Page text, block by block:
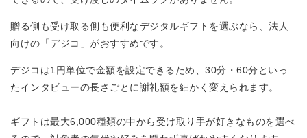
贈る側も受け取る側も便利なデジタルギフトを選ぶなら、法人
向けの「デジコ」がおすすめです。
デジコは1円単位で金額を設定できるため、30分・60分といっ
たインタビューの長さごとに謝礼額を細かく変えられます。
ギフトは最大6,000種類の中から受け取り手が好きなものを選べ